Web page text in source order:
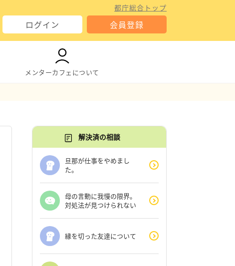
都庁総合トップ
ログイン 会員登録
メンターカフェについて
解決済の相談
旦那が仕事をやめまし
た。
母の言動に我慢の限界。
対処法が見つけられない
縁を切った友達について